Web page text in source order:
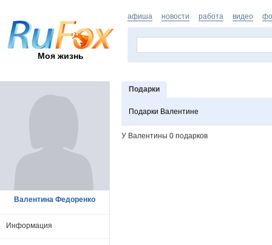
Моя жизнь
афиша новости работа видео
Подарки
Подарки Валентине
У Валентины 0 подарков
Валентина Федоренко
Информация